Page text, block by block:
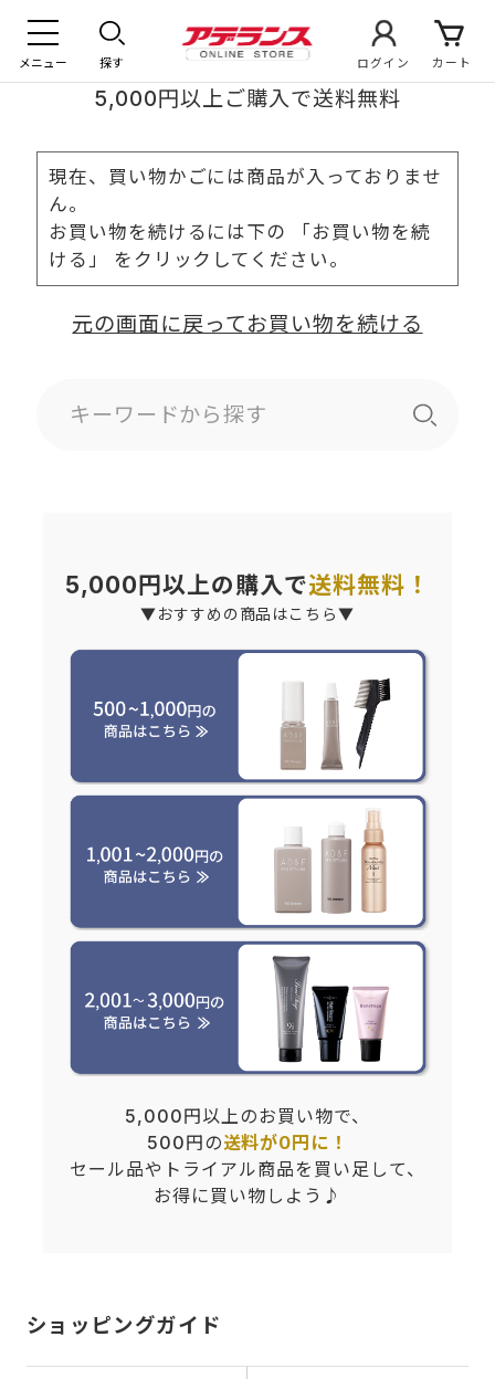
メニュー 探す ログイン カート
5,000円以上ご購入で送料無料
現在、買い物かごには商品が入っておりませ
ん。
お買い物を続けるには下の 「お買い物を続
ける」 をクリックしてください。
元の画面に戻ってお買い物を続ける
キーワードから探す
5,000円以上の購入で送料無料！
▼おすすめの商品はこちら▼
5,000円以上のお買い物で、
500円の送料が0円に！
セール品やトライアル商品を買い足して、
お得に買い物しよう♪
ショッピングガイド